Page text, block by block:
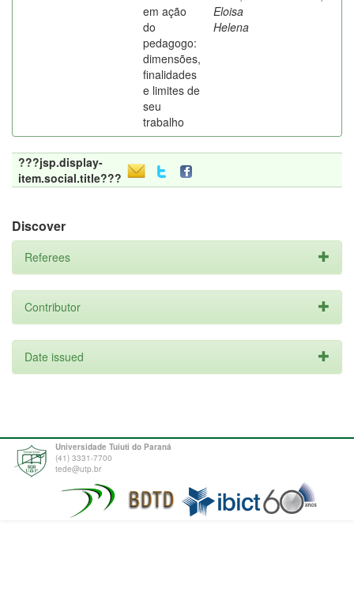
em ação
do
pedagogo:
dimensões,
finalidades
e limites de
seu
trabalho
Eloisa
Helena
???jsp.display-
item.social.title???
Discover
Referees
Contributor
Date issued
Universidade Tuiuti do Paraná
(41) 3331-7700
tede@utp.br